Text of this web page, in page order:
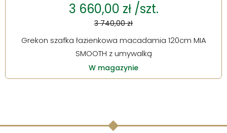
3 660,00 zł /szt.
3 740,00 zł
Grekon szafka łazienkowa macadamia 120cm MIA
SMOOTH z umywalką
W magazynie